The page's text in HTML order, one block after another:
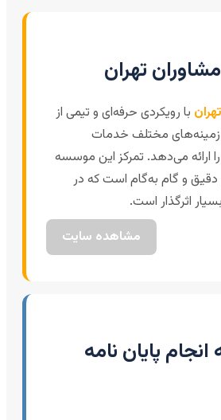
با رویکردی حرفه‌ای و تیمی از
مختلف خدمات
ارائه می‌دهد. تمرکز این موسسه
دقیق و گام به‌گام است که در
اثرگذار است.
مشاهده سایت
پایان نامه